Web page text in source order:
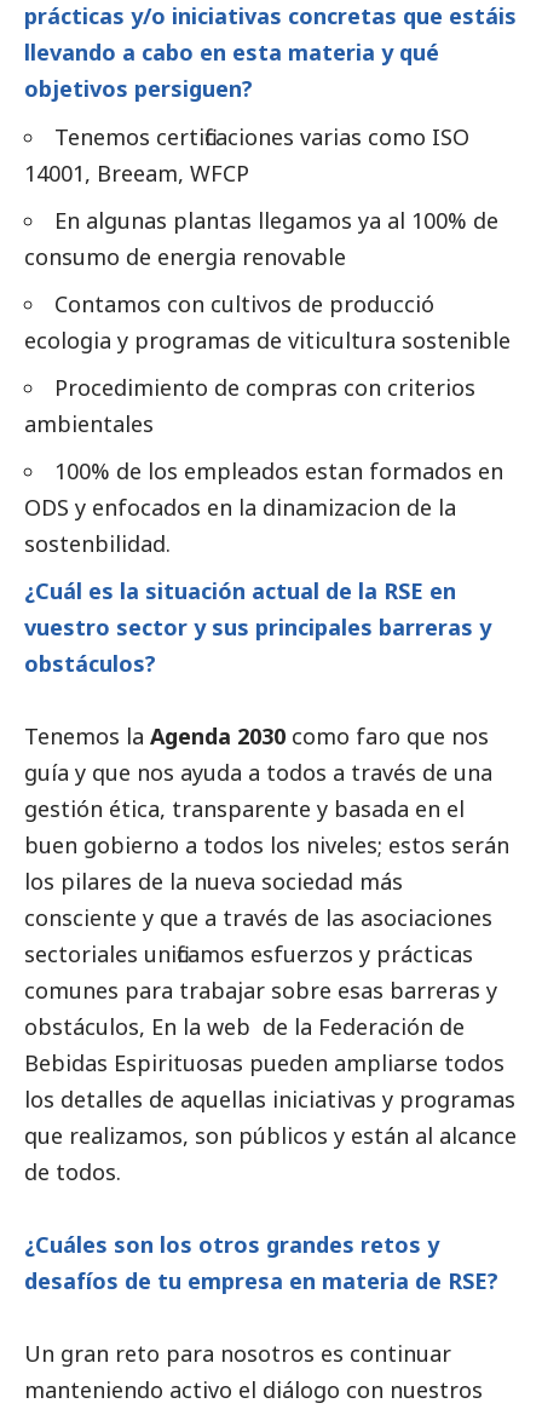
prácticas y/o iniciativas concretas que estáis
llevando a cabo en esta materia y qué
objetivos persiguen?
Tenemos certificaciones varias como ISO
14001, Breeam, WFCP
En algunas plantas llegamos ya al 100% de
consumo de energia renovable
Contamos con cultivos de producció
ecologia y programas de viticultura sostenible
Procedimiento de compras con criterios
ambientales
100% de los empleados estan formados en
ODS y enfocados en la dinamizacion de la
sostenbilidad.
¿Cuál es la situación actual de la RSE en
vuestro sector y sus principales barreras y
obstáculos?
Tenemos la Agenda 2030 como faro que nos
guía y que nos ayuda a todos a través de una
gestión ética, transparente y basada en el
buen gobierno a todos los niveles; estos serán
los pilares de la nueva sociedad más
consciente y que a través de las asociaciones
sectoriales unificamos esfuerzos y prácticas
comunes para trabajar sobre esas barreras y
obstáculos, En la web de la Federación de
Bebidas Espirituosas pueden ampliarse todos
los detalles de aquellas iniciativas y programas
que realizamos, son públicos y están al alcance
de todos.
¿Cuáles son los otros grandes retos y
desafíos de tu empresa en materia de RSE?
Un gran reto para nosotros es continuar
manteniendo activo el diálogo con nuestros